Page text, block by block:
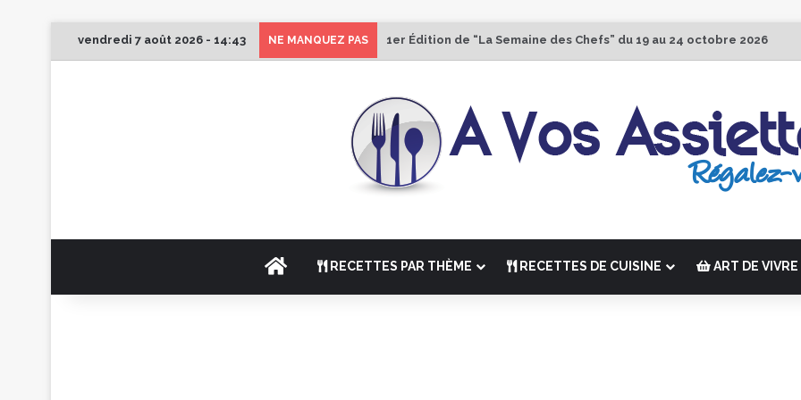
vendredi 7 août 2026 - 14:43 NE MANQUEZ PAS 1er Édition de “La Semaine des Chefs” du 19 au 24 octobre 2026
ACCUEILRECETTES PAR THÈME RECETTES DE CUISINE ART DE VIVRE